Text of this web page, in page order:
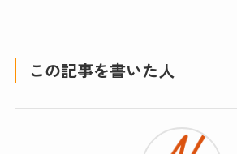
この記事を書いた人